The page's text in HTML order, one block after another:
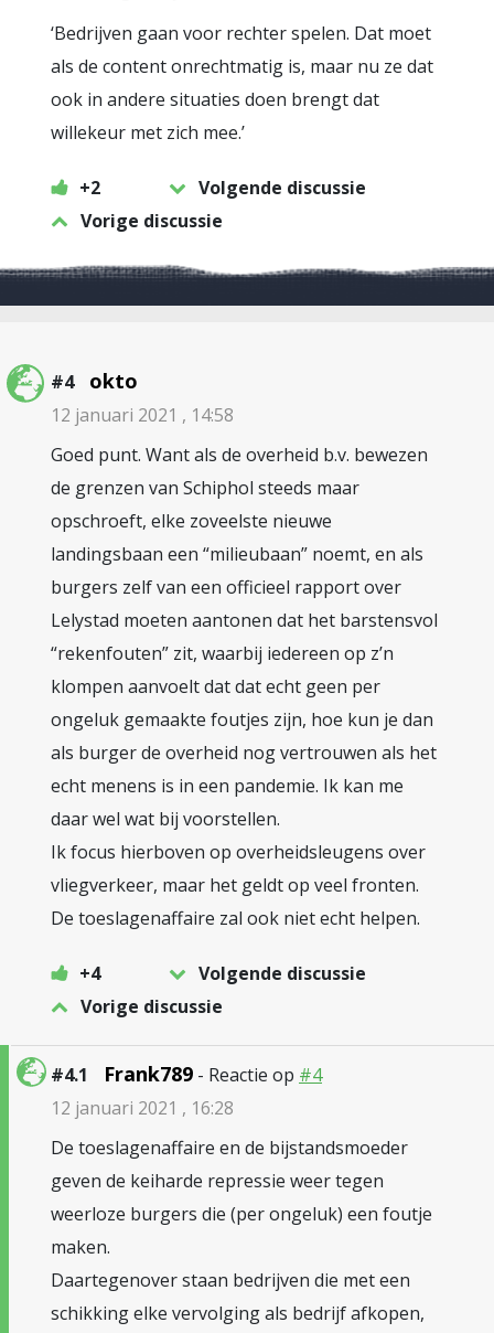
‘Bedrijven gaan voor rechter spelen. Dat moet
als de content onrechtmatig is, maar nu ze dat
ook in andere situaties doen brengt dat
willekeur met zich mee.’
+2
Volgende discussie
Vorige discussie
#4 okto
12 januari 2021 , 14:58
Goed punt. Want als de overheid b.v. bewezen
de grenzen van Schiphol steeds maar
opschroeft, elke zoveelste nieuwe
landingsbaan een “milieubaan” noemt, en als
burgers zelf van een officieel rapport over
Lelystad moeten aantonen dat het barstensvol
“rekenfouten” zit, waarbij iedereen op z’n
klompen aanvoelt dat dat echt geen per
ongeluk gemaakte foutjes zijn, hoe kun je dan
als burger de overheid nog vertrouwen als het
echt menens is in een pandemie. Ik kan me
daar wel wat bij voorstellen.
Ik focus hierboven op overheidsleugens over
vliegverkeer, maar het geldt op veel fronten.
De toeslagenaffaire zal ook niet echt helpen.
+4
Volgende discussie
Vorige discussie
#4.1 Frank789 - Reactie op #4
12 januari 2021 , 16:28
De toeslagenaffaire en de bijstandsmoeder
geven de keiharde repressie weer tegen
weerloze burgers die (per ongeluk) een foutje
maken.
Daartegenover staan bedrijven die met een
schikking elke vervolging als bedrijf afkopen,